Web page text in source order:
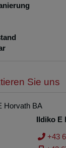
Sie uns
Ildiko E
+43